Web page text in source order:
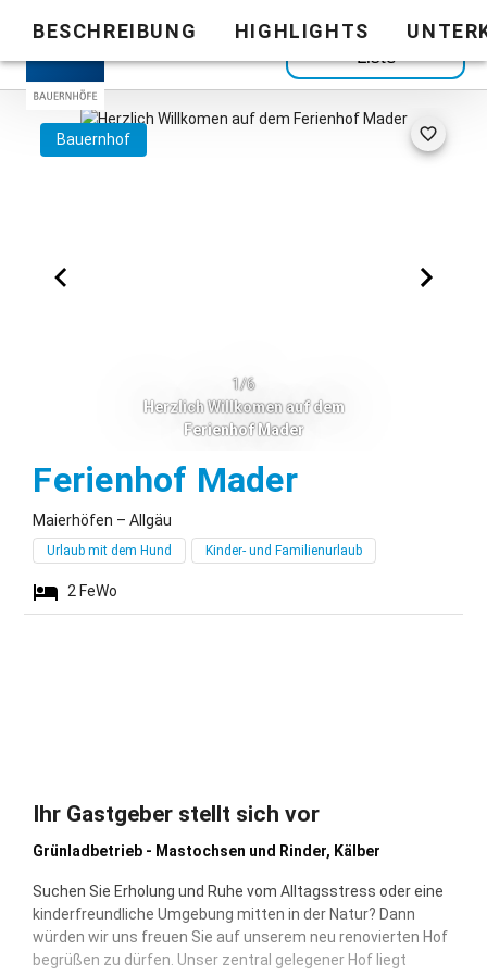
Zurück zur
Liste
BESCHREIBUNG HIGHLIGHTS
Bauernhof
1/6
Herzlich Willkomen auf dem
Ferienhof Mader
Ferienhof MaderMaierhöfen
Maierhöfen – Allgäu
Urlaub mit dem Hund Kinder- und Familienurlaub
2 FeWo
Ihr Gastgeber stellt sich vor
Grünladbetrieb - Mastochsen und Rinder, Kälber
Suchen Sie Erholung und Ruhe vom Alltagsstress oder eine
kinderfreundliche Umgebung mitten in der Natur? Dann
würden wir uns freuen Sie auf unserem neu renovierten Hof
begrüßen zu dürfen. Unser zentral gelegener Hof liegt